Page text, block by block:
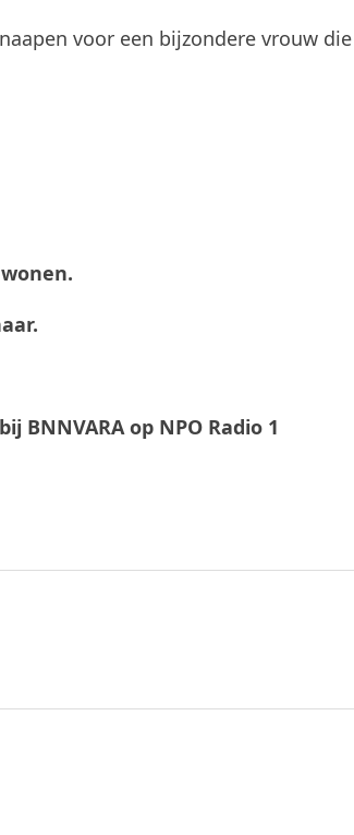
voor een bijzondere vrouw die
BNNVARA op NPO Radio 1